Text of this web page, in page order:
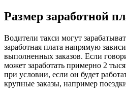
Размер заработной
Водители такси могут
заработная плата напрямую
выполненных заказов. Если
может заработать примерно 2
при условии, если он будет
крупные заказы, например